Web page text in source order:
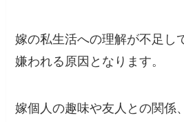
嫁の私生活への理解が不足し
嫌われる原因となります。
嫁個人の趣味や友人との関係